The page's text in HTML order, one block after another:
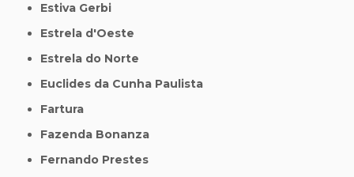
Estiva Gerbi
Estrela d'Oeste
Estrela do Norte
Euclides da Cunha Paulista
Fartura
Fazenda Bonanza
Fernando Prestes